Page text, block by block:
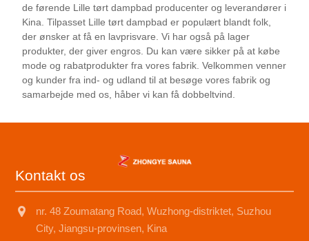
​​de førende Lille tørt dampbad producenter og leverandører i
Kina. Tilpasset Lille tørt dampbad er populært blandt folk,
der ønsker at få en lavprisvare. Vi har også på lager
produkter, der giver engros. Du kan være sikker på at købe
mode og rabatprodukter fra vores fabrik. Velkommen venner
og kunder fra ind- og udland til at besøge vores fabrik og
samarbejde med os, håber vi kan få dobbeltvind.
Kontakt os
nr. 48 Zoumatang Road, Wuzhong-distriktet, Suzhou
City, Jiangsu-provinsen, Kina